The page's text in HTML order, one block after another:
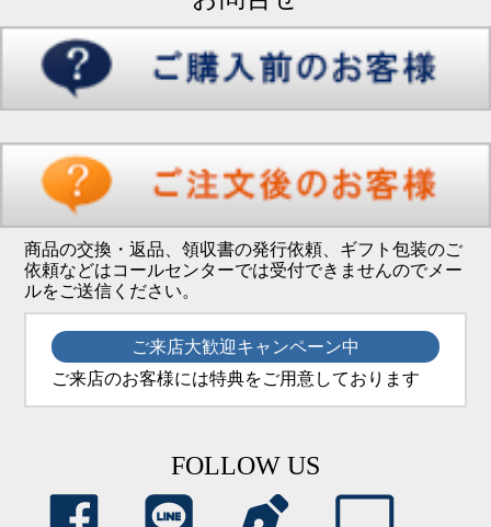
商品の交換・返品、領収書の発行依頼、ギフト包装のご
依頼などはコールセンターでは受付できませんのでメー
ルをご送信ください。
ご来店大歓迎キャンペーン中
ご来店のお客様には特典をご用意しております
FOLLOW US